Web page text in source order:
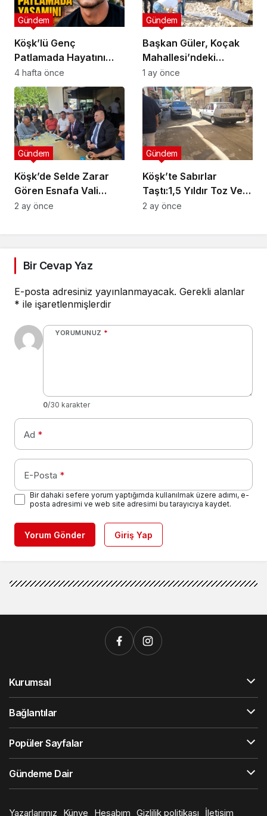
Köşk’lü Genç
Patlamada Hayatını
Kaybetti
Gündem
4 hafta önce
Başkan Güler, Koçak
Mahallesi’ndeki
Çalışmaları İnceledi
Gündem
1 ay önce
Köşk’de Selde Zarar
Gören Esnafa Vali
Güvencesi
Gündem
2 ay önce
Köşk’te Sabırlar
Taştı:1,5 Yıldır Toz Ve
Çamurlar Yaşıyoruz
Gündem
2 ay önce
Bir Cevap Yaz
E-posta adresiniz yayınlanmayacak. Gerekli alanlar
* ile işaretlenmişlerdir
YORUMUNUZ *
0/30 karakter
Ad *
E-Posta *
Bir dahaki sefere yorum yaptığımda kullanılmak üzere adımı, e-
posta adresimi ve web site adresimi bu tarayıcıya kaydet.
Yorum Gönder Giriş Yap
Kurumsal
Bağlantılar
Popüler Sayfalar
Gündeme Dair
Yazarlarımız Künye Hesabım Gizlilik politikası İletişim